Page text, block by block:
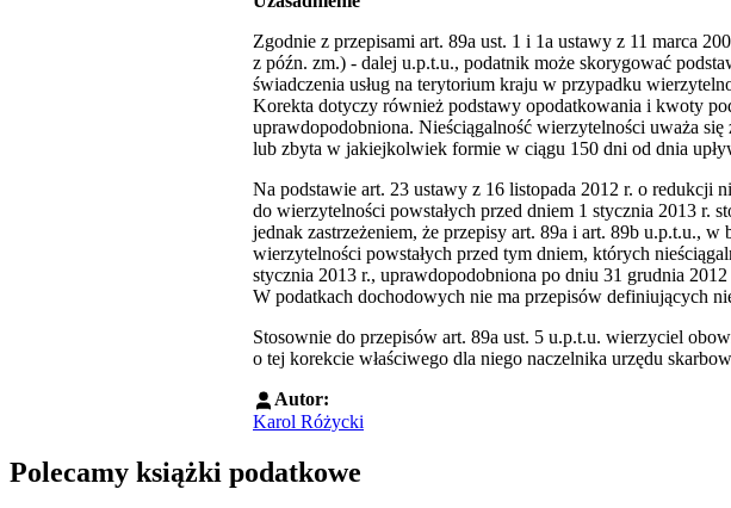
Zgodnie z przepisami art. 89a ust. 1 i 1a ustawy z 11 marca
z późn. zm.) - dalej u.p.t.u., podatnik może skorygować
świadczenia usług na terytorium kraju w przypadku
Korekta dotyczy również podstawy opodatkowania i kwoty
uprawdopodobniona. Nieściągalność wierzytelności uważa
lub zbyta w jakiejkolwiek formie w ciągu 150 dni od dnia
Na podstawie art. 23 ustawy z 16 listopada 2012 r. o redukcji
do wierzytelności powstałych przed dniem 1 stycznia 2013 r.
jednak zastrzeżeniem, że przepisy art. 89a i art. 89b u.p.t.u.,
wierzytelności powstałych przed tym dniem, których
stycznia 2013 r., uprawdopodobniona po dniu 31 grudnia 2012
W podatkach dochodowych nie ma przepisów definiujących
Stosownie do przepisów art. 89a ust. 5 u.p.t.u. wierzyciel
o tej korekcie właściwego dla niego naczelnika urzędu
Autor:
Karol Różycki
Polecamy książki podatkowe